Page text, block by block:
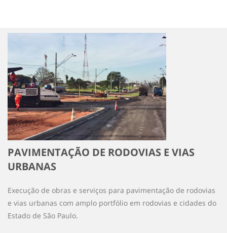
PAVIMENTAÇÃO DE RODOVIAS E VIAS
URBANAS
Execução de obras e serviços para pavimentação de rodovias
e vias urbanas com amplo portfólio em rodovias e cidades do
Estado de São Paulo.